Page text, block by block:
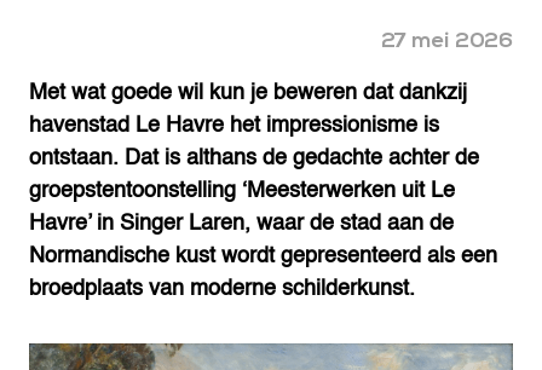
27 mei 2026
Met wat goede wil kun je beweren dat dankzij
havenstad Le Havre het impressionisme is
ontstaan. Dat is althans de gedachte achter de
groepstentoonstelling ‘Meesterwerken uit Le
Havre’ in Singer Laren, waar de stad aan de
Normandische kust wordt gepresenteerd als een
broedplaats van moderne schilderkunst.